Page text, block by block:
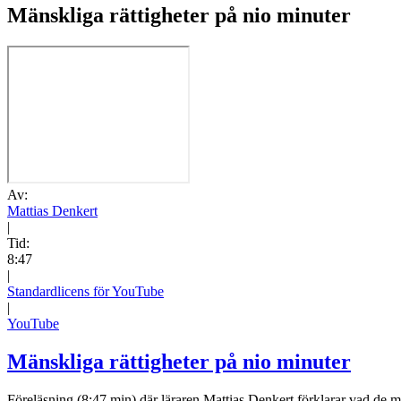
Mänskliga rättigheter på nio minuter
Av:
Mattias Denkert
|
Tid:
8:47
|
Standardlicens för YouTube
|
YouTube
Mänskliga rättigheter på nio minuter